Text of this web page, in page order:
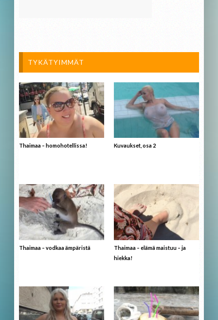
TYKÄTYIMMÄT
Thaimaa – homohotellissa! Kuvaukset, osa 2
Thaimaa – vodkaa ämpäristä
Thaimaa – elämä maistuu – ja
hiekka!